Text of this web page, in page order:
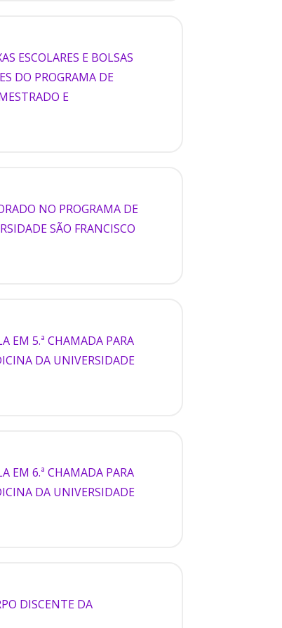
ESCOLARES E BOLSAS
DO PROGRAMA DE
E
NO PROGRAMA DE
SÃO FRANCISCO
EM 5.ª CHAMADA PARA
DA UNIVERSIDADE
EM 6.ª CHAMADA PARA
DA UNIVERSIDADE
DISCENTE DA